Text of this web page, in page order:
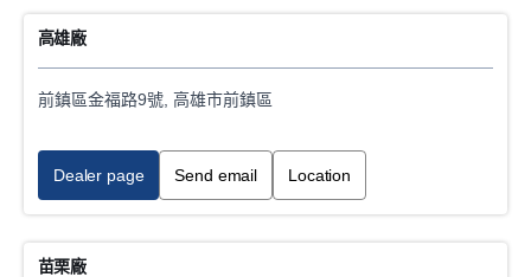
Scania Parts sales
Accident repairs
Truck sales
高雄廠
前鎮區金福路9號, 高雄市前鎮區
Dealer page Send email Location
苗栗廠